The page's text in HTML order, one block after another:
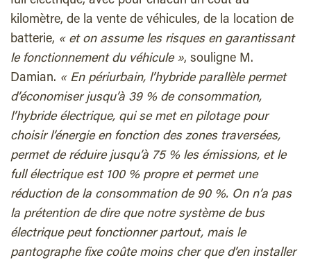
kilomètre, de la vente de véhicules, de la location de
batterie, «et on assume les risques en garantissant
le fonctionnement du véhicule », souligne M.
Damian. «En périurbain, l’hybride parallèle permet
d’économiser jusqu’à 39 % de consommation,
l’hybride électrique, qui se met en pilotage pour
choisir l’énergie en fonction des zones traversées,
permet de réduire jusqu’à 75 % les émissions, et le
full électrique est 100 % propre et permet une
réduction de la consommation de 90 %. On n’a pas
la prétention de dire que notre système de bus
électrique peut fonctionner partout, mais le
pantographe fixe coûte moins cher que d’en installer